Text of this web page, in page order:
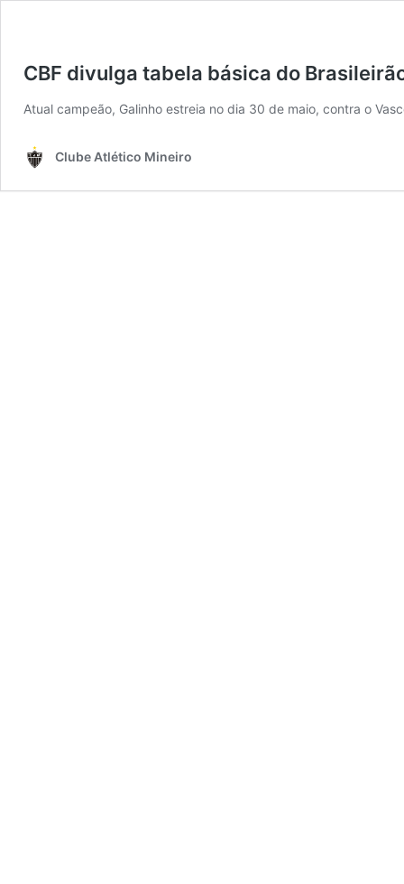
CBF divulga tabela básica do
Atual campeão, Galinho estreia no dia 30 de maio, contra o
Clube Atlético Mineiro